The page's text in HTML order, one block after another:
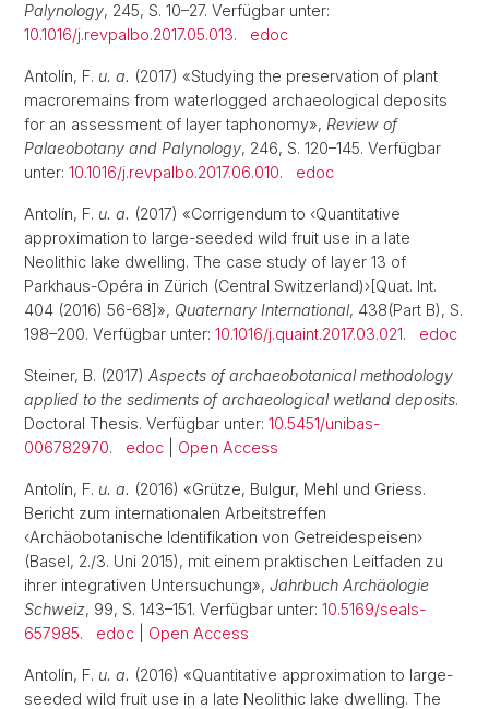
Palynology, 245, S. 10–27. Verfügbar unter:
10.1016/j.revpalbo.2017.05.013. edoc
Antolín, F. u. a. (2017) «Studying the preservation of plant
macroremains from waterlogged archaeological deposits
for an assessment of layer taphonomy», Review of
Palaeobotany and Palynology, 246, S. 120–145. Verfügbar
unter: 10.1016/j.revpalbo.2017.06.010. edoc
Antolín, F. u. a. (2017) «Corrigendum to ‹Quantitative
approximation to large-seeded wild fruit use in a late
Neolithic lake dwelling. The case study of layer 13 of
Parkhaus-Opéra in Zürich (Central Switzerland)›[Quat. Int.
404 (2016) 56-68]», Quaternary International, 438(Part B), S.
198–200. Verfügbar unter: 10.1016/j.quaint.2017.03.021. edoc
Steiner, B. (2017) Aspects of archaeobotanical methodology
applied to the sediments of archaeological wetland deposits.
Doctoral Thesis. Verfügbar unter: 10.5451/unibas-
006782970. edoc Open Access
Antolín, F. u. a. (2016) «Grütze, Bulgur, Mehl und Griess.
Bericht zum internationalen Arbeitstreffen
‹Archäobotanische Identifikation von Getreidespeisen›
(Basel, 2./3. Uni 2015), mit einem praktischen Leitfaden zu
ihrer integrativen Untersuchung», Jahrbuch Archäologie
Schweiz, 99, S. 143–151. Verfügbar unter: 10.5169/seals-
657985. edoc Open Access
Antolín, F. u. a. (2016) «Quantitative approximation to large-
seeded wild fruit use in a late Neolithic lake dwelling. The